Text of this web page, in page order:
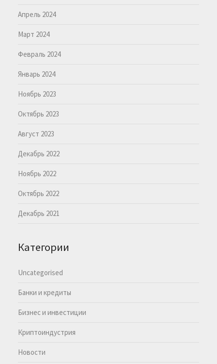
Апрель 2024
Март 2024
Февраль 2024
Январь 2024
Ноябрь 2023
Октябрь 2023
Август 2023
Декабрь 2022
Ноябрь 2022
Октябрь 2022
Декабрь 2021
Категории
Uncategorised
Банки и кредиты
Бизнес и инвестиции
Криптоиндустрия
Новости